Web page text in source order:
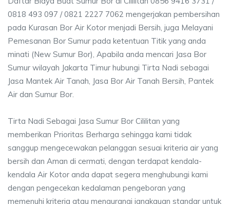
0818 493 097 / 0821 2227 7062 mengerjakan pembersihan
pada Kurasan Bor Air Kotor menjadi Bersih, juga Melayani
Pemesanan Bor Sumur pada ketentuan Titik yang anda
minati (New Sumur Bor), Apabila anda mencari Jasa Bor
Sumur wilayah Jakarta Timur hubungi Tirta Nadi sebagai
Jasa Mantek Air Tanah, Jasa Bor Air Tanah Bersih, Pantek
Air dan Sumur Bor.
Tirta Nadi Sebagai Jasa Sumur Bor Cililitan yang
memberikan Prioritas Berharga sehingga kami tidak
sanggup mengecewakan pelanggan sesuai kriteria air yang
bersih dan Aman di cermati, dengan terdapat kendala-
kendala Air Kotor anda dapat segera menghubungi kami
dengan pengecekan kedalaman pengeboran yang
memenuhi kriteria atau mengurangi jangkauan standar untuk